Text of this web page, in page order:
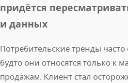
придётся
и данных
Потребительские тренды часто
будто они относятся только к
продажам. Клиент стал